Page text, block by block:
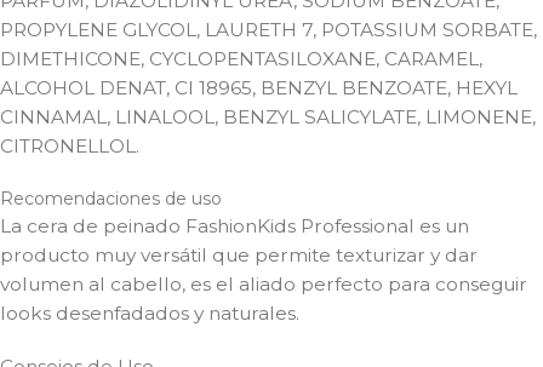
Recomendaciones de uso
La cera de peinado FashionKids Professional es un
producto muy versátil que permite texturizar y dar
volumen al cabello, es el aliado perfecto para conseguir
looks desenfadados y naturales.
PROPYLENE GLYCOL, LAURETH 7, POTASSIUM SORBATE,
DIMETHICONE, CYCLOPENTASILOXANE, CARAMEL,
ALCOHOL DENAT, CI 18965, BENZYL BENZOATE, HEXYL
CINNAMAL, LINALOOL, BENZYL SALICYLATE, LIMONENE,
CITRONELLOL.